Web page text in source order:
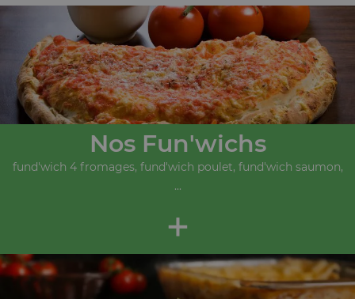
Nos Fun'wichs
fund'wich 4 fromages, fund'wich poulet, fund'wich saumon,
...
+